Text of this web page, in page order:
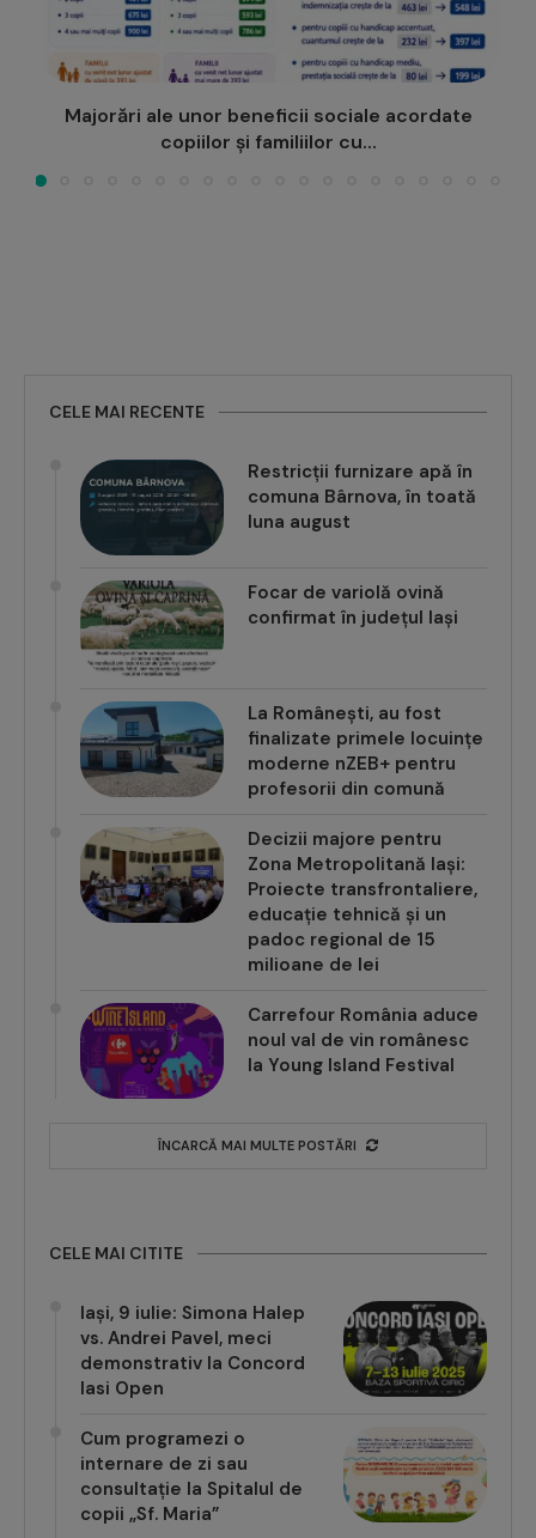
Cum arată o caravană de sănătate… prin ochii
copiilor?
CELE MAI RECENTE
Restricții furnizare apă în
comuna Bârnova, în toată
luna august
Focar de variolă ovină
confirmat în județul Iași
La Românești, au fost
finalizate primele locuințe
moderne nZEB+ pentru
profesorii din comună
Decizii majore pentru
Zona Metropolitană Iași:
Proiecte transfrontaliere,
educație tehnică și un
padoc regional de 15
milioane de lei
Carrefour România aduce
noul val de vin românesc
la Young Island Festival
ÎNCARCĂ MAI MULTE POSTĂRI
CELE MAI CITITE
Iași, 9 iulie: Simona Halep
vs. Andrei Pavel, meci
demonstrativ la Concord
Iasi Open
Cum programezi o
internare de zi sau
consultație la Spitalul de
copii „Sf. Maria”